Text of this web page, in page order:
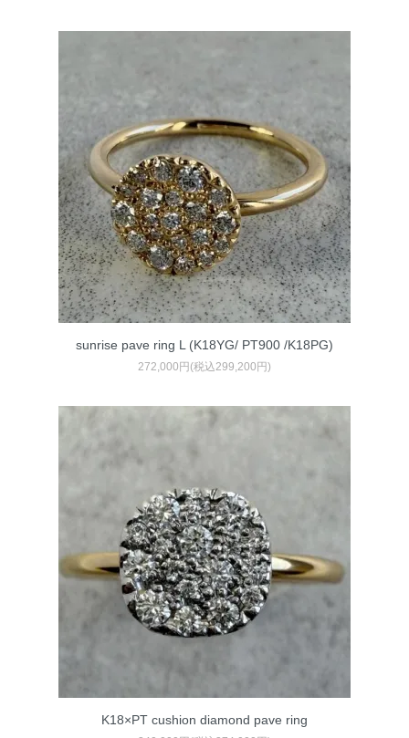
sunrise pave ring L (K18YG/ PT900 /K18PG)
272,000円(税込299,200円)
K18×PT cushion diamond pave ring